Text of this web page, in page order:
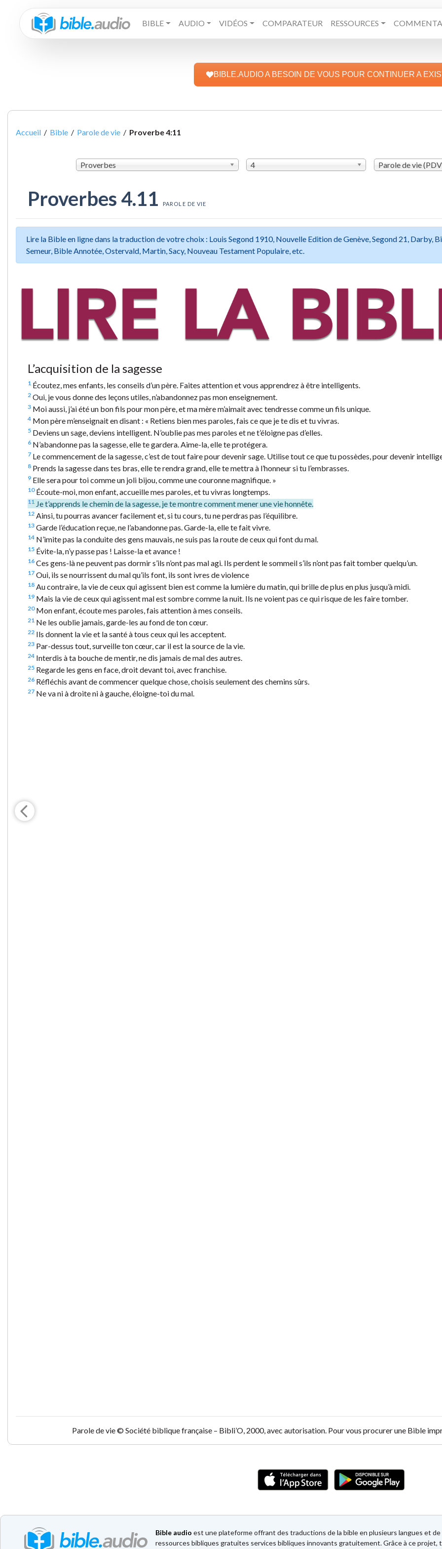
BIBLE AUDIO VIDÉOS COMPARATEUR RESSOURCES
BIBLE.AUDIO A BESOIN DE VOUS POUR CONTINUER A
Accueil / Bible / Parole de vie / Proverbe 4:11
Proverbes 4 Parole de vie
Proverbes 4.11 PAROLE DE VIE
Lire la Bible en ligne dans la traduction de votre choix : Louis Segond 1910, Nouvelle Edition de Genève, Segond 21, Darby,
Semeur, Bible Annotée, Ostervald, Martin, Sacy, Nouveau Testament Populaire, etc.
L’acquisition de la sagesse
1 Écoutez, mes enfants, les conseils d’un père. Faites attention et vous apprendrez à être intelligents.
2 Oui, je vous donne des leçons utiles, n’abandonnez pas mon enseignement.
3 Moi aussi, j’ai été un bon fils pour mon père, et ma mère m’aimait avec tendresse comme un fils unique.
4 Mon père m’enseignait en disant : « Retiens bien mes paroles, fais ce que je te dis et tu vivras.
5 Deviens un sage, deviens intelligent. N’oublie pas mes paroles et ne t’éloigne pas d’elles.
6 N’abandonne pas la sagesse, elle te gardera. Aime-la, elle te protégera.
7 Le commencement de la sagesse, c’est de tout faire pour devenir sage. Utilise tout ce que tu possèdes, pour devenir
8 Prends la sagesse dans tes bras, elle te rendra grand, elle te mettra à l’honneur si tu l’embrasses.
9 Elle sera pour toi comme un joli bijou, comme une couronne magnifique. »
10Écoute-moi, mon enfant, accueille mes paroles, et tu vivras longtemps.
11 Je t’apprends le chemin de la sagesse, je te montre comment mener une vie honnête.
12 Ainsi, tu pourras avancer facilement et, si tu cours, tu ne perdras pas l’équilibre.
13 Garde l’éducation reçue, ne l’abandonne pas. Garde-la, elle te fait vivre.
14 N’imite pas la conduite des gens mauvais, ne suis pas la route de ceux qui font du mal.
15 Évite-la, n’y passe pas ! Laisse-la et avance !
16 Ces gens-là ne peuvent pas dormir s’ils n’ont pas mal agi. Ils perdent le sommeil s’ils n’ont pas fait tomber quelqu’un.
17 Oui, ils se nourrissent du mal qu’ils font, ils sont ivres de violence
18 Au contraire, la vie de ceux qui agissent bien est comme la lumière du matin, qui brille de plus en plus jusqu’à midi.
19 Mais la vie de ceux qui agissent mal est sombre comme la nuit. Ils ne voient pas ce qui risque de les faire tomber.
20Mon enfant, écoute mes paroles, fais attention à mes conseils.
21 Ne les oublie jamais, garde-les au fond de ton cœur.
22 Ils donnent la vie et la santé à tous ceux qui les acceptent.
23 Par-dessus tout, surveille ton cœur, car il est la source de la vie.
24 Interdis à ta bouche de mentir, ne dis jamais de mal des autres.
25 Regarde les gens en face, droit devant toi, avec franchise.
26 Réfléchis avant de commencer quelque chose, choisis seulement des chemins sûrs.
27 Ne va ni à droite ni à gauche, éloigne-toi du mal.
Parole de vie © Société biblique française – Bibli’O, 2000, avec autorisation. Pour vous procurer une Bible
Bible audio est une plateforme offrant des traductions de la bible en plusieurs langues et
ressources bibliques gratuites services bibliques innovants gratuitement. Grâce à ce projet,